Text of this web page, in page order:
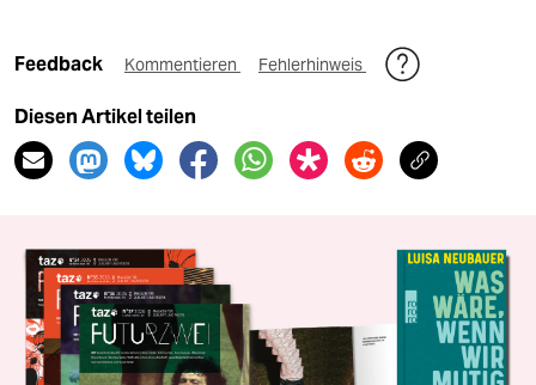
Feedback Kommentieren Fehlerhinweis
Diesen Artikel teilen